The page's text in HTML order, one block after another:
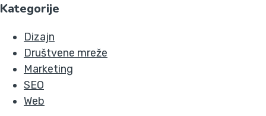
Kategorije
Dizajn
Društvene mreže
Marketing
SEO
Web